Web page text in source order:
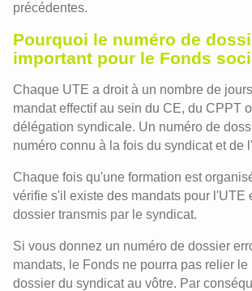
précédentes.
Pourquoi le numéro de
important pour le Fonds
Chaque UTE a droit à un nombre de
mandat effectif au sein du CE, du CPPT
délégation syndicale. Un numéro de
numéro connu à la fois du syndicat et de
Chaque fois qu'une formation est
vérifie s'il existe des mandats pour l'UTE
dossier transmis par le syndicat.
Si vous donnez un numéro de dossier
mandats, le Fonds ne pourra pas relier le
dossier du syndicat au vôtre. Par